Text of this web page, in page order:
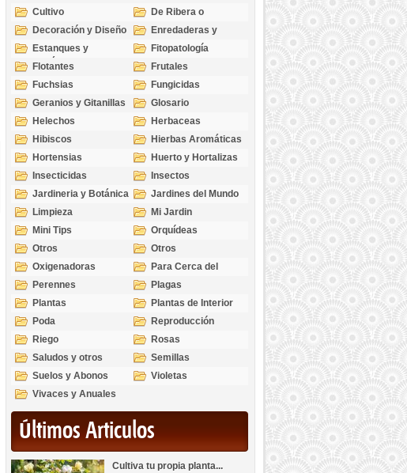
Cultivo
De Ribera o
Palustres
Decoración y Diseño
Enredaderas y
cubresuelos
Estanques y
Acuáticas
Fitopatología
Flotantes
Frutales
Fuchsias
Fungicidas
Geranios y Gitanillas
Glosario
Helechos
Herbaceas
Hibiscos
Hierbas Aromáticas
Hortensias
Huerto y Hortalizas
Insecticidas
Insectos
Jardineria y Botánica
Jardines del Mundo
Limpieza
Mi Jardin
Mini Tips
Orquídeas
Otros
Otros
Oxigenadoras
Para Cerca del
Estanque
Perennes
Plagas
Plantas
Plantas de Interior
Poda
Reproducción
Riego
Rosas
Saludos y otros
temas
Semillas
Suelos y Abonos
Violetas
Vivaces y Anuales
Últimos Articulos
Cultiva tu propia planta...